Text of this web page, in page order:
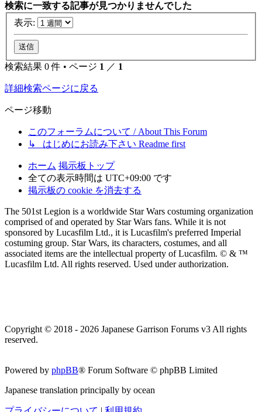
検索に一致する記事が見つかりませんでした
表示:
検索結果 0 件 • ページ 1 ／ 1
詳細検索ページに戻る
ページ移動
このフォーラムについて / About This Forum
↳ はじめにお読み下さい Readme first
ホーム 掲示板トップ
全ての表示時間は UTC+09:00 です
掲示板の cookie を消去する
The 501st Legion is a worldwide Star Wars costuming organization
comprised of and operated by Star Wars fans. While it is not
sponsored by Lucasfilm Ltd., it is Lucasfilm's preferred Imperial
costuming group. Star Wars, its characters, costumes, and all
associated items are the intellectual property of Lucasfilm. © & ™
Lucasfilm Ltd. All rights reserved. Used under authorization.
Copyright © 2018 - 2026 Japanese Garrison Forums v3 All rights
reserved.
Powered by phpBB® Forum Software © phpBB Limited
Japanese translation principally by ocean